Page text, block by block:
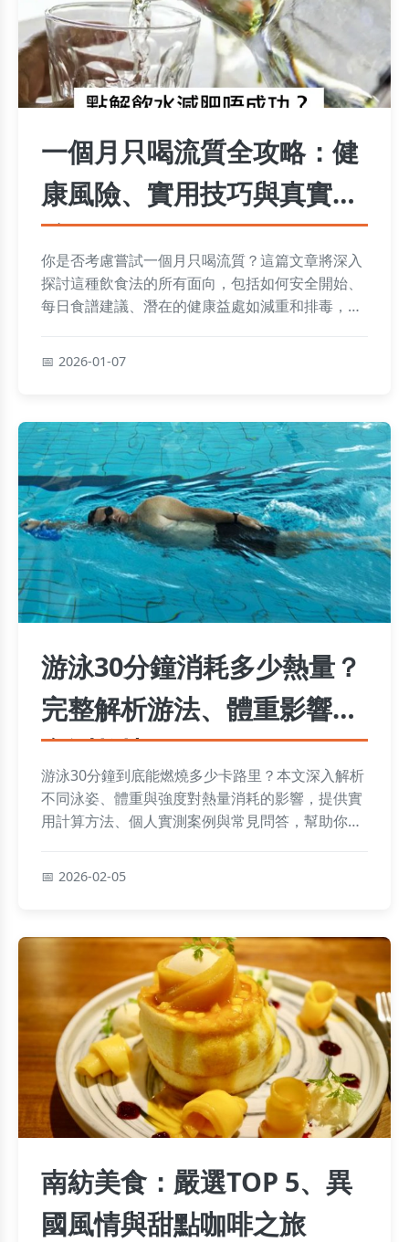
一個月只喝流質全攻略：健
康風險、實用技巧與真實體
驗
你是否考慮嘗試一個月只喝流質？這篇文章將深入
探討這種飲食法的所有面向，包括如何安全開始、
每日食譜建議、潛在的健康益處如減重和排毒，以
2026-01-07
游泳30分鐘消耗多少熱量？
完整解析游法、體重影響與
實測數據
游泳30分鐘到底能燃燒多少卡路里？本文深入解析
不同泳姿、體重與強度對熱量消耗的影響，提供實
用計算方法、個人實測案例與常見問答，幫助你高
2026-02-05
南紡美食：嚴選TOP 5、異
國風情與甜點咖啡之旅